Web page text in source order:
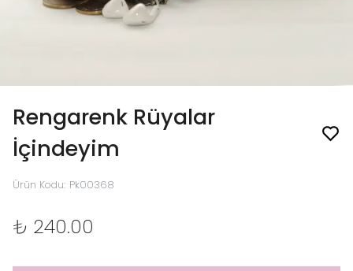
Rengarenk Rüyalar
İçindeyim
Ürün Kodu: Pk00368
₺ 240.00